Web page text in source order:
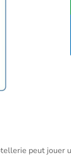
peut jouer